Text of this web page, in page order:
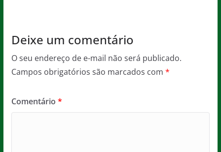
Deixe um comentário
O seu endereço de e-mail não será publicado.
Campos obrigatórios são marcados com *
Comentário *